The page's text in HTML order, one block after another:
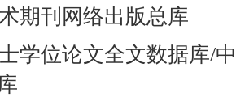
期刊网络出版总库
学位论文全文数据库/